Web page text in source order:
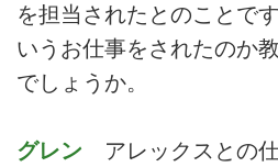
を担当されたとのことで
いうお仕事をされたのか
でしょうか。
グレン アレックスとの